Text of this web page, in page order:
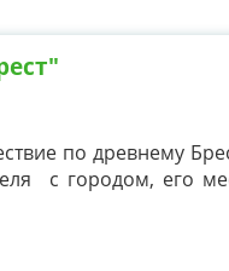
по древнему
с городом, его